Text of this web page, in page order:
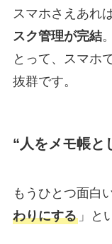
スマホさえあれば
スク管理が完結
とって、スマホ
抜群です。
“人をメモ帳と
もうひとつ面白
わりにする」と